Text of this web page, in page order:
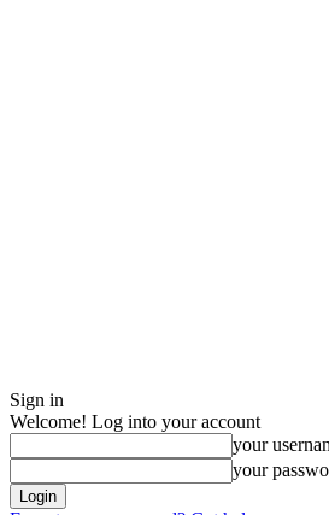
Sign in
Welcome! Log into your account
your
your